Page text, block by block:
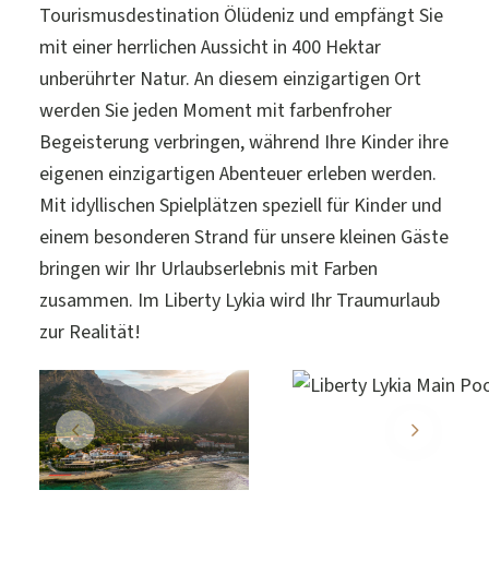
Tourismusdestination Ölüdeniz und empfängt Sie
mit einer herrlichen Aussicht in 400 Hektar
unberührter Natur. An diesem einzigartigen Ort
werden Sie jeden Moment mit farbenfroher
Begeisterung verbringen, während Ihre Kinder ihre
eigenen einzigartigen Abenteuer erleben werden.
Mit idyllischen Spielplätzen speziell für Kinder und
einem besonderen Strand für unsere kleinen Gäste
bringen wir Ihr Urlaubserlebnis mit Farben
zusammen. Im Liberty Lykia wird Ihr Traumurlaub
zur Realität!